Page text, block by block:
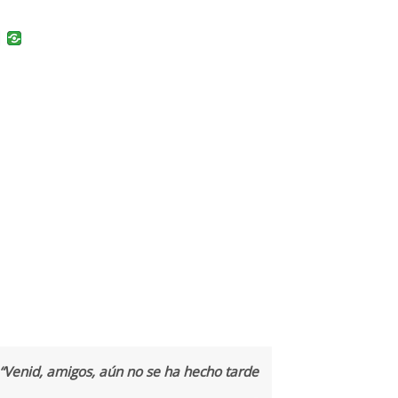
VK
“Venid, amigos, aún no se ha hecho tarde